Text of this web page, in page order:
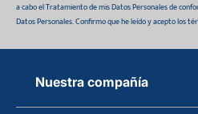
a cabo el Tratamiento de mis Datos Personales de
Datos Personales. Confirmo que he leído y acepto los
Nuestra compañía
Quiénes somos